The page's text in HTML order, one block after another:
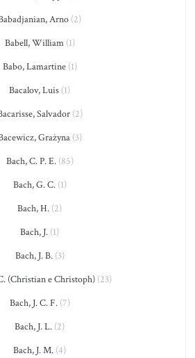
Arno (2)
Babell, William(1)
Babo, Lamartine(1)
Bacalov, Luis (1)
Salvador(2)
Grażyna(3)
Bach, C. P. E.(85)
Bach, G. C.(1)
Bach, H. (2)
Bach, J. (1)
Bach, J. B.(3)
(Christian e Christoph) (23)
Bach, J. C. F.(7)
Bach, J. L. (2)
Bach, J. M. (4)